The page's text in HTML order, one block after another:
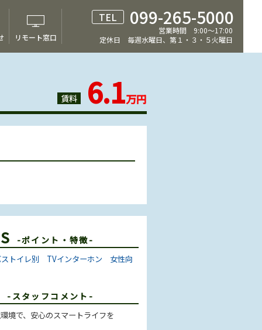
リモート窓口
TEL 099-265-5000
営業時間 9:00～17:00
定休日 毎週水曜日、第１・３・５火曜日
賃料 6.1万円
-ポイント・特徴-
トイレ別 TVインターホン 女性向
-スタッフコメント-
境で、安心のスマートライフを